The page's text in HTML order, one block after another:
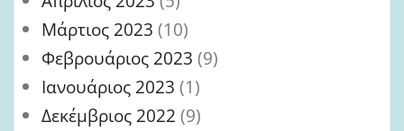
Μάρτιος 2023 (10)
Φεβρουάριος 2023 (9)
Ιανουάριος 2023 (1)
Δεκέμβριος 2022 (9)